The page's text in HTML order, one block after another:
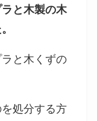
と木製の木
と木くずの
処分する方